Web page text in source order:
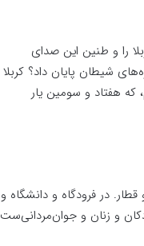
را و طنین این صدای
شیطان پایان داد؟ کربلا
که هفتاد و سومین یار
در فرودگاه و دانشگاه و
و زنان و جوان‌مردانی‌ست